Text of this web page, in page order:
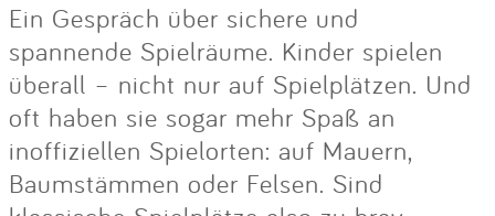
Ein Gespräch über sichere und
spannende Spielräume. Kinder spielen
überall – nicht nur auf Spielplätzen. Und
oft haben sie sogar mehr Spaß an
inoffiziellen Spielorten: auf Mauern,
Baumstämmen oder Felsen. Sind